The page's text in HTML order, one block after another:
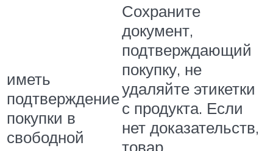
иметь
подтверждение
покупки в
свободной
Сохраните
документ,
подтверждающий
покупку, не
удаляйте этикетки
с продукта. Если
нет доказательств,
товар